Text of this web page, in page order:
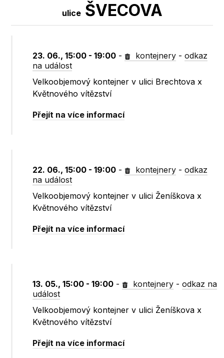
uliceŠVECOVA
23. 06., 15:00 - 19:00 - kontejnery -odkaz
na událost
Velkoobjemový kontejner v ulici Brechtova x
Květnového vítězství
Přejít na více informací
22. 06., 15:00 - 19:00 - kontejnery -odkaz
na událost
Velkoobjemový kontejner v ulici Ženíškova x
Květnového vítězství
Přejít na více informací
13. 05., 15:00 - 19:00 - kontejnery -odkaz na
událost
Velkoobjemový kontejner v ulici Ženíškova x
Květnového vítězství
Přejít na více informací